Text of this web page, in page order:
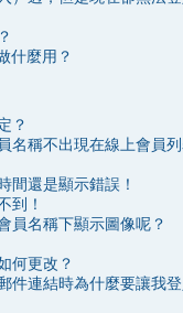
什麼用？
？
名稱不出現在線上會員
間還是顯示錯誤！
到！
員名稱下顯示圖像呢？
何更改？
件連結時為什麼要讓我登